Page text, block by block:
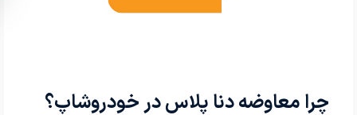
چرا معاوضه دنا پلاس در خودروشاپ؟